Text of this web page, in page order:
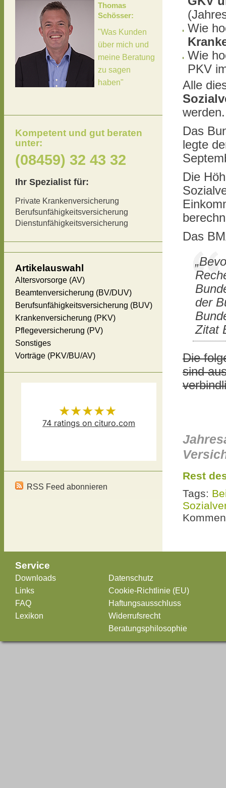
Wie
Wie
PKV
Alle
werden.
Das
legte
Die
Das
der
Zitat
Die
sind
Rest
Tags:
Thomas
Schösser:
"Was Kunden
über mich und
meine Beratung
zu sagen
haben"
Kompetent und gut beraten
unter:
(08459) 32 43 32
Ihr Spezialist für:
Private Krankenversicherung
Berufsunfähigkeitsversicherung
Dienstunfähigkeitsversicherung
Artikelauswahl
Altersvorsorge (AV)
Beamtenversicherung (BV/DUV)
Berufsunfähigkeitsversicherung (BUV)
Krankenversicherung (PKV)
Pflegeversicherung (PV)
Sonstiges
Vorträge (PKV/BU/AV)
Schösserhas
★★★★★
74 ratings on cituro.com
RSS Feed abonnieren
Service
Downloads
Links
FAQ
Lexikon
Datenschutz
Cookie-Richtlinie (EU)
Haftungsausschluss
Widerrufsrecht
Beratungsphilosophie